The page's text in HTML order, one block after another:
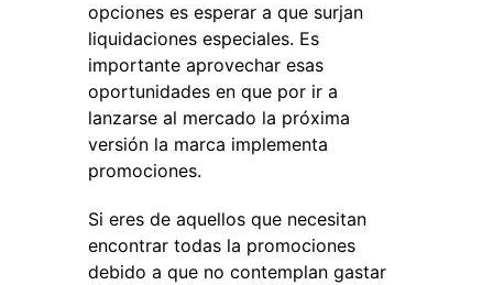
opciones es esperar a que surjan
liquidaciones especiales. Es
importante aprovechar esas
oportunidades en que por ir a
lanzarse al mercado la próxima
versión la marca implementa
promociones.
Si eres de aquellos que necesitan
encontrar todas la promociones
debido a que no contemplan gastar